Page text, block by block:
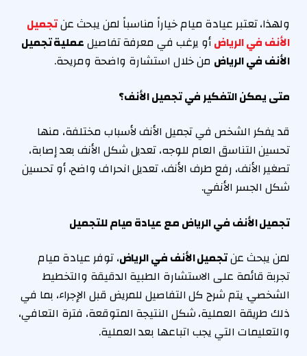
ولهذا، تعتبر عيادة ميام خياراً مناسباً لمن يبحث عنتجميل
الأنف في الرياضأو يرغب في معرفة تفاصيلعملية تجميل
الأنف في الرياض من خلال استشارة واضحة ومريحة.
متى يمكن التفكير في تجميل الأنف؟
قد يفكر الشخص في تجميل الأنف لأسباب مختلفة، منها
تحسين التناسق العام للوجه، تعديل شكل الأنف بعد إصابة،
تصغير الأنف، رفع طرف الأنف، تعديل انحراف واضح، أو تحسين
شكل الجسر الأنفي.
تجميل الأنف في الرياض مع عيادة ميام للتجميل
لمن يبحث عنتجميل الأنف في الرياض، توفر عيادة ميام
تجربة قائمة على الاستشارة الطبية الدقيقة والتخطيط
الشخصي. يتم شرح كل التفاصيل للمريض قبل الإجراء، بما في
ذلك طريقة العملية، شكل النتيجة المتوقعة، فترة التعافي،
والتعليمات التي يجب اتباعها بعد العملية.